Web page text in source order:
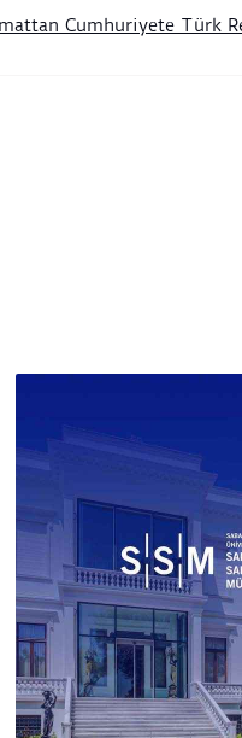
Cumhuriyete Türk